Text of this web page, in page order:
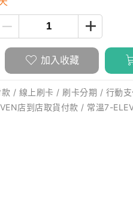
加入收藏
款 / 線上刷卡 / 刷卡分期 / 行動
店到店取貨付款 / 常溫7-